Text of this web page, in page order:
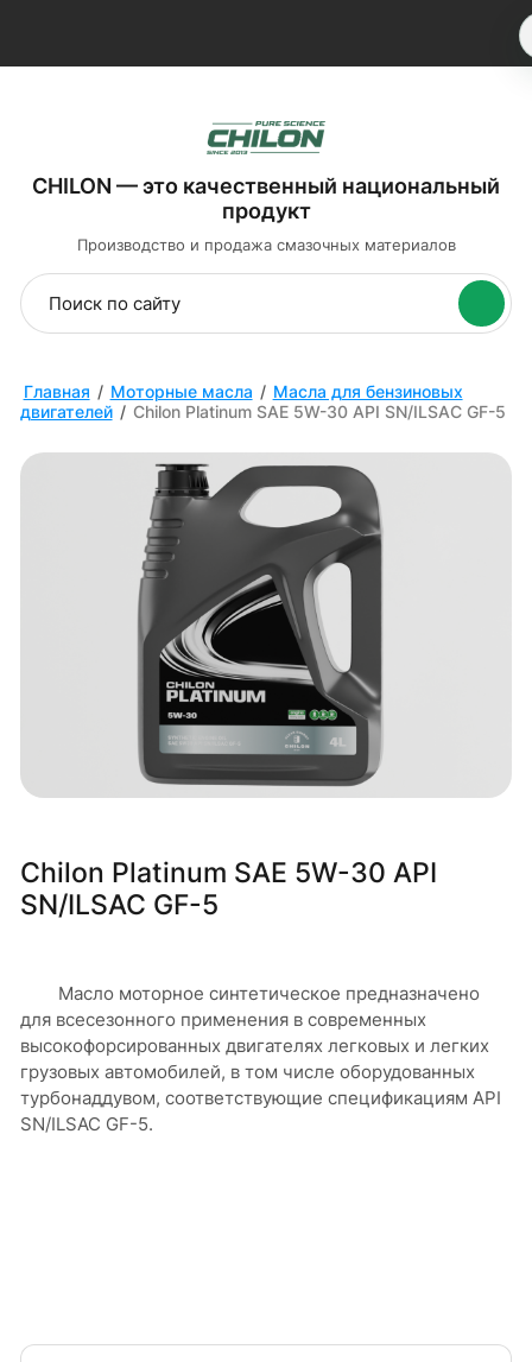
CHILON — это качественный национальный
продукт
Производство и продажа смазочных материалов
Главная / Моторные масла / Масла для бензиновых
двигателей / Chilon Platinum SAE 5W-30 API SN/ILSAC GF-5
Chilon Platinum SAE 5W-30 API
SN/ILSAC GF-5
Масло моторное синтетическое предназначено
для всесезонного применения в современных
высокофорсированных двигателях легковых и легких
грузовых автомобилей, в том числе оборудованных
турбонаддувом, соответствующие спецификациям API
SN/ILSAC GF-5.